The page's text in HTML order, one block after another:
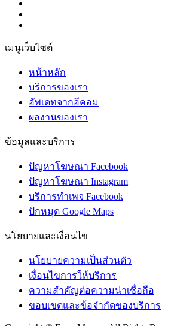
เมนูเว็บไซต์
หน้าหลัก
บริการของเรา
อัพเดทจากอีคอม
ผลงานของเรา
ข้อมูลและบริการ
ปัญหาโฆษณา Facebook
ปัญหาโฆษณา Instagram
บริการทำเพจ Facebook
ปักหมุด Google Maps
นโยบายและเงื่อนไข
นโยบายความเป็นส่วนตัว
เงื่อนไขการให้บริการ
ความสำคัญต่อความน่าเชื่อถือ
ขอบเขตและข้อจำกัดของบริการ